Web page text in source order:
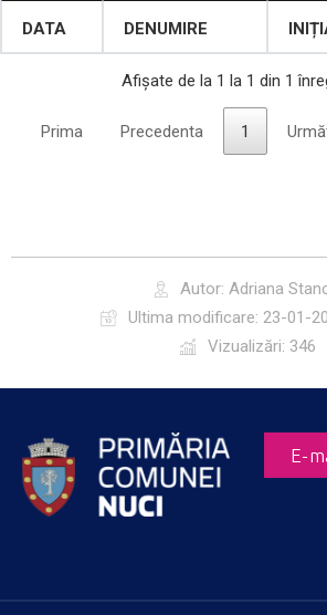
DATA DENUMIRE
Afișate de la 1 la 1 din 1
Prima Precedenta 1
Autor: Adriana
Ultima modificare: 23-01-
Vizualizări: 346
E-